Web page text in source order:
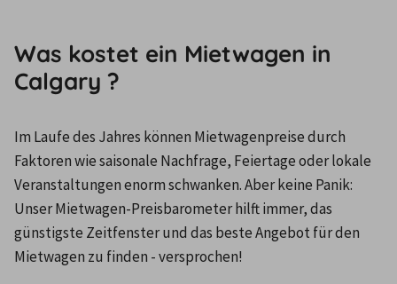
Was kostet ein Mietwagen in
Calgary ?
Im Laufe des Jahres können Mietwagenpreise durch
Faktoren wie saisonale Nachfrage, Feiertage oder lokale
Veranstaltungen enorm schwanken. Aber keine Panik:
Unser Mietwagen-Preisbarometer hilft immer, das
günstigste Zeitfenster und das beste Angebot für den
Mietwagen zu finden - versprochen!